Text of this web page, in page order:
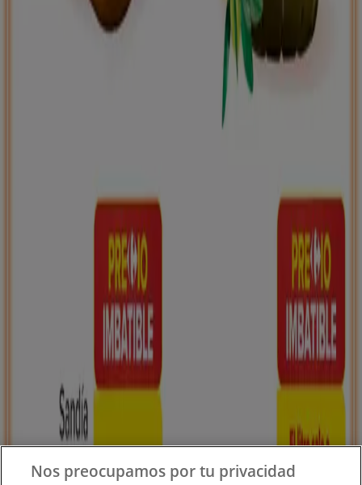
Tiendeo forma parte de Shopfully, la empresa
tecnológica que está reinventando las compras locales
en todo el mundo.
¿Qué hacemos?
Soluciones para empresas
Noticias y prensa
Trabaja con nosotros
Nos preocupamos por tu privacidad